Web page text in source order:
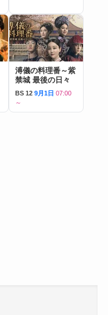
溥儀の料理番～紫
禁城 最後の日々
BS 12 9月1日 07:00
～